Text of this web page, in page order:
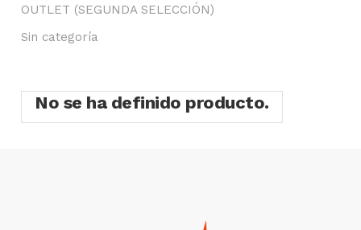
OUTLET (SEGUNDA SELECCIÓN)
Sin categoría
No se ha definido producto.